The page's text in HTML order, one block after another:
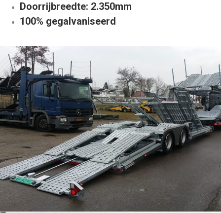
Doorrijbreedte: 2.350mm
100% gegalvaniseerd